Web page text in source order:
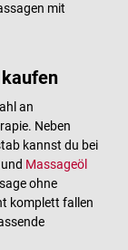
mit
an
Neben
kannst du bei
und Massageöl
ohne
komplett fallen